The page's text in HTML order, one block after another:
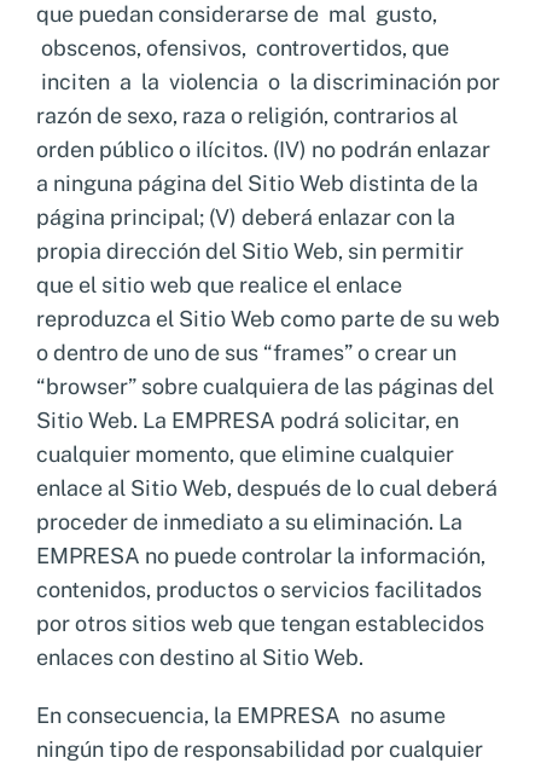
que puedan considerarse de mal gusto,
obscenos, ofensivos, controvertidos, que
inciten a la violencia o la discriminación por
razón de sexo, raza o religión, contrarios al
orden público o ilícitos. (IV) no podrán enlazar
a ninguna página del Sitio Web distinta de la
página principal; (V) deberá enlazar con la
propia dirección del Sitio Web, sin permitir
que el sitio web que realice el enlace
reproduzca el Sitio Web como parte de su web
o dentro de uno de sus “frames” o crear un
“browser” sobre cualquiera de las páginas del
Sitio Web. La EMPRESA podrá solicitar, en
cualquier momento, que elimine cualquier
enlace al Sitio Web, después de lo cual deberá
proceder de inmediato a su eliminación. La
EMPRESA no puede controlar la información,
contenidos, productos o servicios facilitados
por otros sitios web que tengan establecidos
enlaces con destino al Sitio Web.
En consecuencia, la EMPRESA no asume
ningún tipo de responsabilidad por cualquier